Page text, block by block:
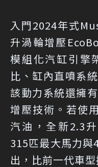
入門2024年式
升渦輪增壓
模組化汽缸引擎
比、缸內直噴系
該動力系統還擁
增壓技術。若使
汽油，全新2.3
315匹最大馬力
出，比前一代車